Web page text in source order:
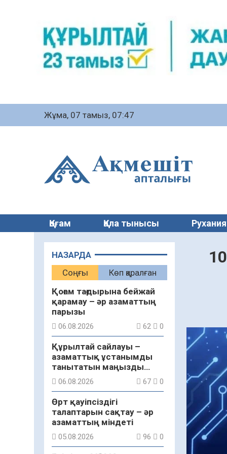
Жұма, 07 тамыз, 07:47
Қоғам Қала тынысы
НАЗАРДА
Соңғы
Көп қаралған
Қоғам тағдырына бейжай
қарамау – әр азаматтың
парызы
06.08.2026 62 0
Құрылтай сайлауы –
азаматтық ұстанымды
танытатын маңызды
қадам
06.08.2026 67 0
Өрт қауіпсіздігі
талаптарын сақтау – әр
азаматтың міндеті
05.08.2026 96 0